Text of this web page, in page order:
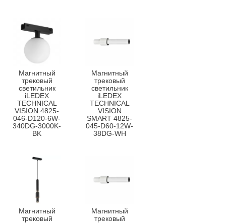
Магнитный
трековый
светильник
iLEDEX
TECHNICAL
VISION 4825-
046-D120-6W-
340DG-3000K-
BK
Магнитный
трековый
светильник
iLEDEX
TECHNICAL
VISION
SMART 4825-
045-D60-12W-
38DG-WH
Магнитный
трековый
Магнитный
трековый